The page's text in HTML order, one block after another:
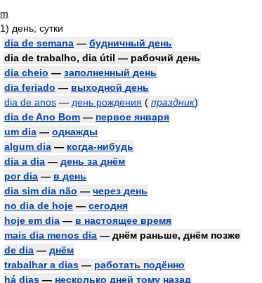
m
1) день; сутки
dia de semana — будничный день
dia de trabalho, dia útil — рабочий день
dia cheio — заполненный день
dia feriado — выходной день
dia de anos — день рождения ( праздник)
dia deAno Bom — первое января
um dia — однажды
algum dia — когда-нибудь
dia a dia — день за днём
por dia — в день
dia sim dia não — через день
no dia de hoje — сегодня
hoje em dia — в настоящее время
mais dia menos dia — днём раньше, днём позже
de dia — днём
trabalhar a dias — работать подённо
há dias — несколько дней тому назад